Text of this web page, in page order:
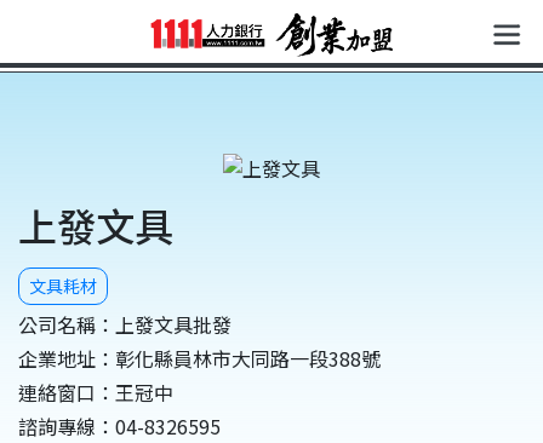
文具耗材
公司名稱：上發文具批發
企業地址：彰化縣員林市大同路一段388號
連絡窗口：王冠中
諮詢專線：04-8326595